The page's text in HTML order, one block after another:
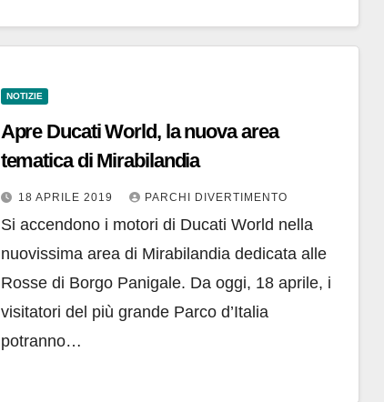
NOTIZIE
Apre Ducati World, la nuova area
tematica di Mirabilandia
18 APRILE 2019 PARCHI DIVERTIMENTO
Si accendono i motori di Ducati World nella
nuovissima area di Mirabilandia dedicata alle
Rosse di Borgo Panigale. Da oggi, 18 aprile, i
visitatori del più grande Parco d’Italia
potranno…